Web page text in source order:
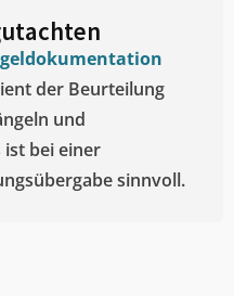
der Beurteilung
und
ist bei einer
sinnvoll.